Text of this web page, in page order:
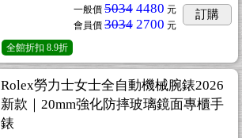
一般價 5034 4480 元
會員價 3034 2700 元
訂購
全館折扣 8.9折
Rolex勞力士女士全自動機械腕錶2026
新款｜20mm強化防摔玻璃鏡面專櫃手
錶